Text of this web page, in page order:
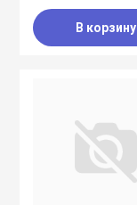
В корзину